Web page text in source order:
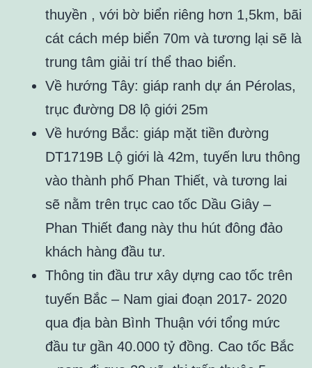
thuyền , với bờ biển riêng hơn 1,5km, bãi
cát cách mép biển 70m và tương lại sẽ là
trung tâm giải trí thể thao biển.
Về hướng Tây: giáp ranh dự án Pérolas,
trục đường D8 lộ giới 25m
Về hướng Bắc: giáp mặt tiền đường
DT1719B Lộ giới là 42m, tuyến lưu thông
vào thành phố Phan Thiết, và tương lai
sẽ nằm trên trục cao tốc Dầu Giây –
Phan Thiết đang này thu hút đông đảo
khách hàng đầu tư.
Thông tin đầu trư xây dựng cao tốc trên
tuyến Bắc – Nam giai đoạn 2017- 2020
qua địa bàn Bình Thuận với tổng mức
đầu tư gần 40.000 tỷ đồng. Cao tốc Bắc